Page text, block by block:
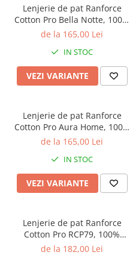
Lenjerie de pat Ranforce
Cotton Pro Bella Notte, 100%
bumbac, roz, imprimeu floral
de la 165,00 Lei
IN STOC
VEZI VARIANTE
Lenjerie de pat Ranforce
Cotton Pro Aura Home, 100%
bumbac, gri deschis,
de la 165,00 Lei
IN STOC
VEZI VARIANTE
Lenjerie de pat Ranforce
Cotton Pro RCP79, 100%
bumbac, roz pudra, imprimeu
de la 182,00 Lei